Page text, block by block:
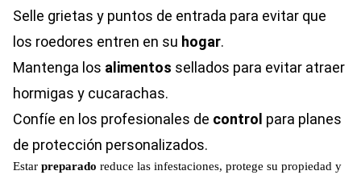
Selle grietas y puntos de entrada para evitar que
los roedores entren en su hogar.
Mantenga los alimentos sellados para evitar atraer
hormigas y cucarachas.
Confíe en los profesionales de control para planes
de protección personalizados.
Estar preparado reduce las infestaciones, protege su propiedad y